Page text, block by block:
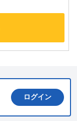
ログイン